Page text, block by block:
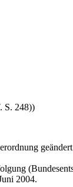
S. 248))
2004.